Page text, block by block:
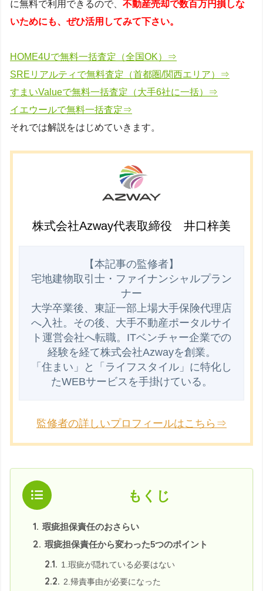
に無料で利用できるので、 不動産売却で数百万円損しな
いためにも、ぜひ活用してみて下さい。
HOME4Uで無料一括査定（全国OK）⇒
SREリアルティで無料査定（首都圏/関西エリア）⇒
すまいValueで無料一括査定（大手6社に一括）⇒
イエウールで無料一括査定⇒
それでは解説をはじめていきます。
株式会社Azway代表取締役 井口梓美
【本記事の監修者】
宅地建物取引士・ファイナンシャルプラン
ナー
大学卒業後、東証一部上場大手保険代理店
へ入社。その後、大手不動産ポータルサイ
ト運営会社へ転職。ITベンチャー企業での
経験を経て株式会社Azwayを創業。
「住まい」と「ライフスタイル」に特化し
監修者の詳しいプロフィールはこちら⇒
もくじ
1. 瑕疵担保責任のおさらい
2. 瑕疵担保責任から変わった5つのポイント
2.1. 1.瑕疵が隠れている必要はない
2.2. 2.帰責事由が必要になった